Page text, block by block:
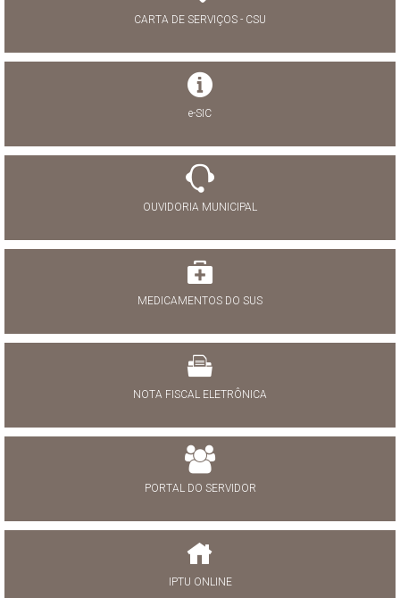
CARTA DE SERVIÇOS - CSU
e-SIC
OUVIDORIA MUNICIPAL
MEDICAMENTOS DO SUS
NOTA FISCAL ELETRÔNICA
PORTAL DO SERVIDOR
IPTU ONLINE